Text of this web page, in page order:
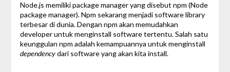
Node.js memiliki package manager yang disebut npm (Node
package manager). Npm sekarang menjadi software library
terbesar di dunia. Dengan npm akan memudahkan
developer untuk menginstall software tertentu. Salah satu
keunggulan npm adalah kemampuannya untuk menginstall
dependencydari software yang akan kita install.